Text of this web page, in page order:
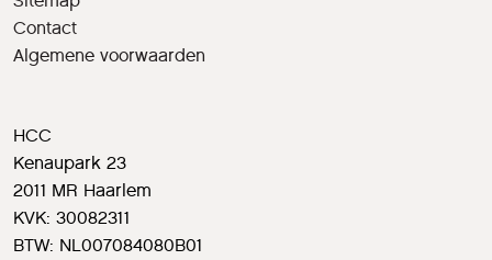
Contact
Algemene voorwaarden
HCC
Kenaupark 23
2011 MR Haarlem
KVK: 30082311
BTW: NL007084080B01